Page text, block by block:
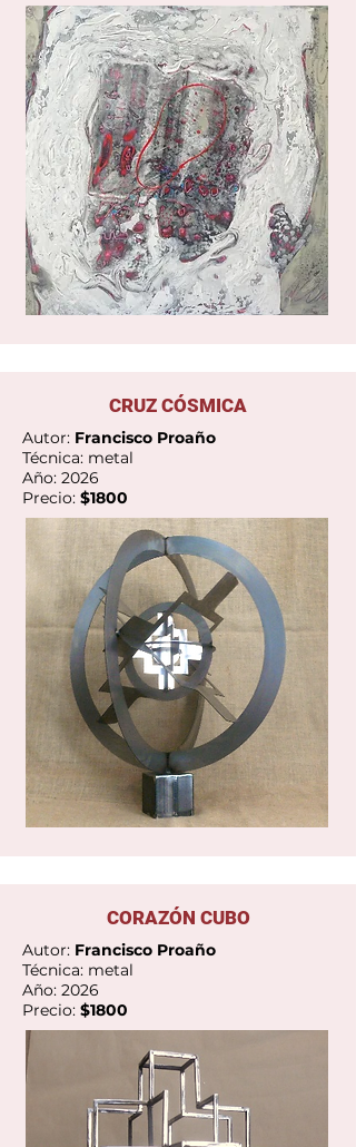
Ver Galería
CRUZ CÓSMICA
Autor: Francisco Proaño
Técnica: metal
Año: 2026
Precio: $1800
Ver Galería
CORAZÓN CUBO
Autor: Francisco Proaño
Técnica: metal
Año: 2026
Precio: $1800